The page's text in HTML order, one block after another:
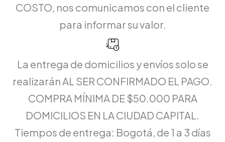
COSTO, nos comunicamos con el cliente
para informar su valor.
La entrega de domicilios y envíos solo se
realizarán AL SER CONFIRMADO EL PAGO.
COMPRA MÍNIMA DE $50.000 PARA
DOMICILIOS EN LA CIUDAD CAPITAL.
Tiempos de entrega: Bogotá, de 1 a 3 días